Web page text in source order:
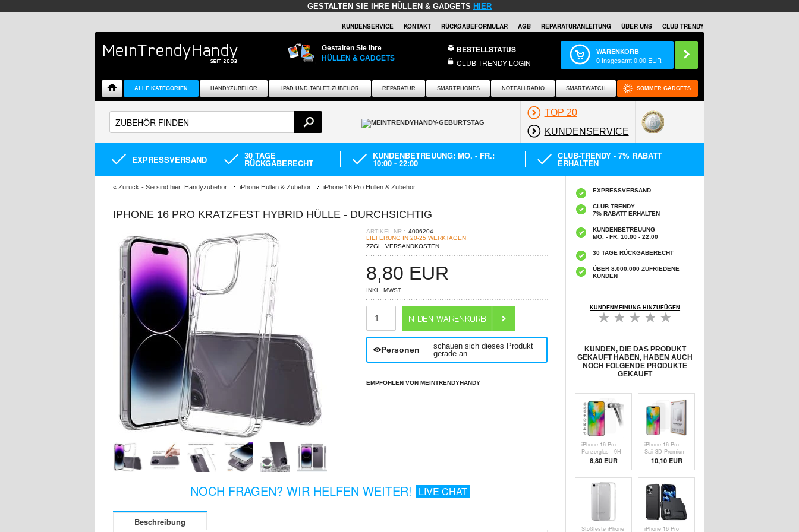
GESTALTEN SIE IHRE HÜLLEN & GADGETS HIER
KUNDENSERVICE KONTAKT RÜCKGABEFORMULAR AGB REPARATURANLEITUNG ÜBER UNS CLUB TRENDY
Gestalten Sie Ihre
HÜLLEN & GADGETS
BESTELLSTATUS
CLUB TRENDY-LOGIN
WARENKORB
0 Insgesamt0,00 EUR
ALLE KATEGORIEN HANDYZUBEHÖR IPAD UND TABLET ZUBEHÖR REPARATUR SMARTPHONES NOTFALLRADIO SMARTWATCH SOMMER GADGETS
TOP 20
KUNDENSERVICE
EXPRESSVERSAND 30 TAGE
RÜCKGABERECHT
KUNDENBETREUUNG: MO. - FR.:
10:00 - 22:00
CLUB-TRENDY - 7% RABATT
ERHALTEN
« Zurück - Sie sind hier: Handyzubehör iPhone Hüllen & Zubehör iPhone 16 Pro Hüllen & Zubehör
IPHONE 16 PRO KRATZFEST HYBRID HÜLLE - DURCHSICHTIG
ARTIKEL-NR.: 4006204
LIEFERUNG IN 20-25 WERKTAGEN
ZZGL. VERSANDKOSTEN
8,80 EUR
INKL. MWST
Personen
schauen sich dieses Produkt
gerade an.
EMPFOHLEN VON MEINTRENDYHANDY
NOCH FRAGEN? WIR HELFEN WEITER! LIVE CHAT
Beschreibung
EXPRESSVERSAND
CLUB TRENDY
7% RABATT ERHALTEN
KUNDENBETREUUNG
MO. - FR. 10:00 - 22:00
30 TAGE RÜCKGABERECHT
ÜBER 8.000.000 ZUFRIEDENE
KUNDEN
KUNDENMEINUNG HINZUFÜGEN
KUNDEN, DIE DAS PRODUKT
GEKAUFT HABEN, HABEN AUCH
NOCH FOLGENDE PRODUKTE
GEKAUFT
iPhone 16 Pro
Panzerglas - 9H -
Case Friendly -
Durchsichtig
8,80 EUR
iPhone 16 Pro
Saii 3D Premium
Panzerglas - 9H -
2 Pcs.
10,10 EUR
Stoßfeste iPhone
iPhone 16 Pro